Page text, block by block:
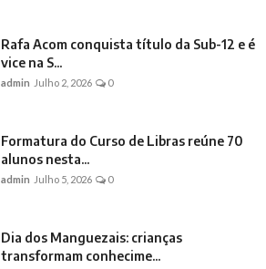
Rafa Acom conquista título da Sub-12 e é
vice na S...
admin Julho 2, 2026 0
Formatura do Curso de Libras reúne 70
alunos nesta...
admin Julho 5, 2026 0
Dia dos Manguezais: crianças
transformam conhecime...